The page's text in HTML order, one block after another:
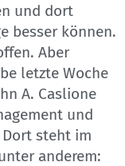
und dort
besser können.
Aber
letzte Woche
A. Caslione
und
steht im
anderem: